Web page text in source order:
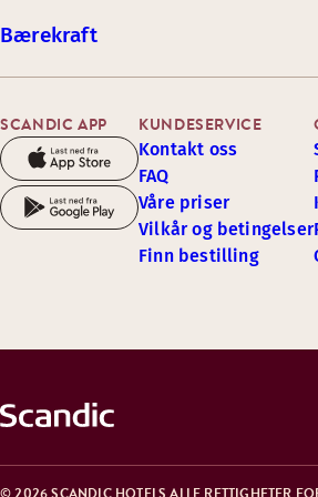
Bærekraft
SCANDIC APP KUNDESERVICE
Kontakt oss
FAQ
Våre priser
Vilkår og betingelser
Finn bestilling
© 2026 SCANDIC HOTELS ALLE RETTIGHETER